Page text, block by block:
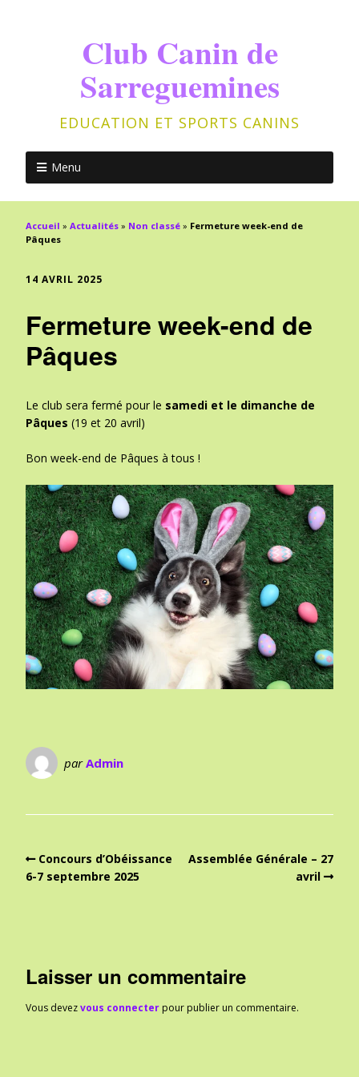
Club Canin de
Sarreguemines
EDUCATION ET SPORTS CANINS
Menu
Accueil » Actualités » Non classé » Fermeture week-end de
Pâques
14 AVRIL 2025
Fermeture week-end de
Pâques
Le club sera fermé pour le samedi et le dimanche de
Pâques (19 et 20 avril)
Bon week-end de Pâques à tous !
parAdmin
Concours d’Obéissance
6-7 septembre 2025
Assemblée Générale – 27
avril
Laisser un commentaire
Vous devezvous connecter pour publier un commentaire.